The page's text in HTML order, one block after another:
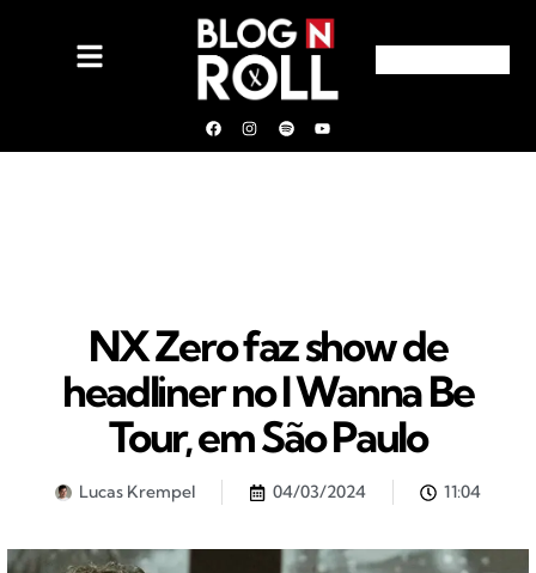
NX Zero faz show de
headliner no I Wanna Be
Tour, em São Paulo
Lucas Krempel 04/03/2024 11:04